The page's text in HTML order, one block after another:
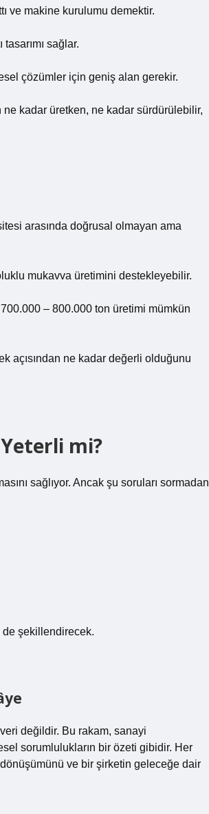
ve makine kurulumu demektir.
sağlar.
çözümler için geniş alan gerekir.
ne kadar üretken, ne kadar sürdürülebilir,
arasında doğrusal olmayan ama
mukavva üretimini destekleyebilir.
700.000 – 800.000 ton üretimi mümkün
açısından ne kadar değerli olduğunu
mi?
sağlıyor. Ancak şu soruları sormadan
de şekillendirecek.
değildir. Bu rakam, sanayi
sorumlulukların bir özeti gibidir. Her
ve bir şirketin geleceğe dair